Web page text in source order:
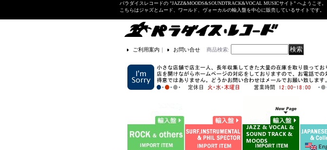
パラダイスレコードの "JAZZ&MOODS&SOUNDTRACK&VOCAL MUSICサイト" へようこそ。
こちらはジャズとムード、ワールド、ヴォーカルの輸入盤を中心に販売しているサイトです。
ご利用案内 ｜ お問い合せ 商品検索: